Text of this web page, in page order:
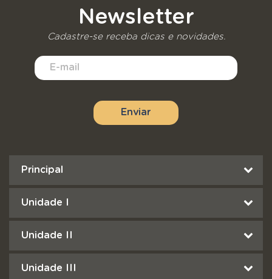
Newsletter
Cadastre-se receba dicas e novidades.
Principal
Unidade I
Unidade II
Unidade III